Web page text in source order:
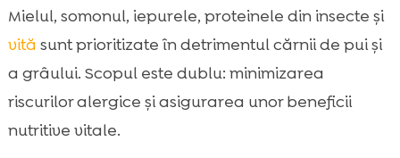
Mielul, somonul, iepurele, proteinele din insecte și
vită sunt prioritizate în detrimentul cărnii de pui și
a grâului. Scopul este dublu: minimizarea
riscurilor alergice și asigurarea unor beneficii
nutritive vitale.